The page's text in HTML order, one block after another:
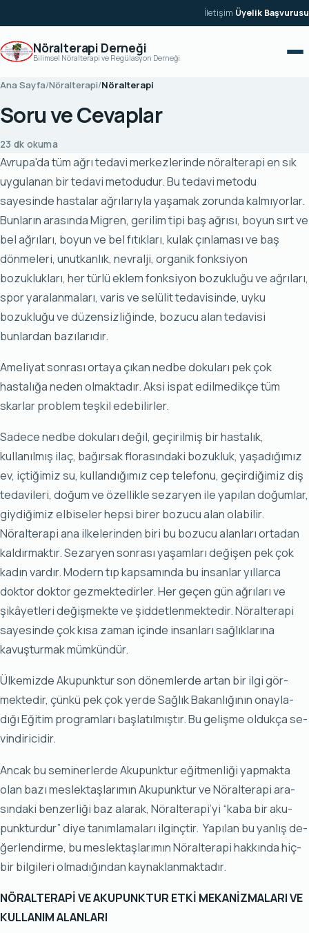
İletişim·Üyelik Başvurusu
Nöralterapi Derneği
Bilimsel Nöralterapi ve Regülasyon Derneği
Ana Sayfa/Nöralterapi/Nöralterapi
Soru ve Cevaplar
23 dk okuma
Avrupa'da tüm ağrı tedavi merkezlerinde nöralterapi en sık
uygulanan bir tedavi metodudur. Bu tedavi metodu
sayesinde hastalar ağrılarıyla yaşamak zorunda kalmıyorlar.
Bunların arasında Migren, gerilim tipi baş ağrısı, boyun sırt ve
bel ağrıları, boyun ve bel fıtıkları, kulak çınlaması ve baş
dönmeleri, unutkanlık, nevralji, organik fonksiyon
bozuklukları, her türlü eklem fonksiyon bozukluğu ve ağrıları,
spor yaralanmaları, varis ve selülit tedavisinde, uyku
bozukluğu ve düzensizliğinde, bozucu alan tedavisi
bunlardan bazılarıdır.
Ameliyat sonrası ortaya çıkan nedbe dokuları pek çok
hastalığa neden olmaktadır. Aksi ispat edilmedikçe tüm
skarlar problem teşkil edebilirler.
Sadece nedbe dokuları değil, geçirilmiş bir hastalık,
kullanılmış ilaç, bağırsak florasındaki bozukluk, yaşadığımız
ev, içtiğimiz su, kullandığımız cep telefonu, geçirdiğimiz diş
tedavileri, doğum ve özellikle sezaryen ile yapılan doğumlar,
giydiğimiz elbiseler hepsi birer bozucu alan olabilir.
Nöralterapi ana ilkelerinden biri bu bozucu alanları ortadan
kaldırmaktır. Sezaryen sonrası yaşamları değişen pek çok
kadın vardır. Modern tıp kapsamında bu insanlar yıllarca
doktor doktor gezmektedirler. Her geçen gün ağrıları ve
şikâyetleri değişmekte ve şiddetlenmektedir. Nöralterapi
sayesinde çok kısa zaman içinde insanları sağlıklarına
kavuşturmak mümkündür.
Ülke­miz­de Aku­punk­tur son dö­nem­ler­de ar­tan bir il­gi gör­
mek­te­dir, çün­kü pek çok yer­de Sağlık Ba­kan­lığı­nın onay­la­
dığı­ Eği­tim prog­ram­la­rı başla­tıl­mıştır. Bu ge­liş­me ol­duk­ça se­
vin­di­ri­ci­dir.
An­cak bu seminerlerde Aku­punk­tur eğit­men­li­ği yap­mak­ta
olan ba­zı mes­lek­taş­la­rı­mın Aku­punk­tur ve Nö­ral­te­ra­pi ara­
sın­da­ki ben­zer­li­ği baz ala­rak, Nö­ral­te­ra­pi’yi “ka­ba bir aku­
punk­tur­dur” di­ye ta­nım­la­ma­la­rı il­ginç­tir. Ya­pı­lan bu yan­lış de­
ğer­len­dir­me, bu mes­lek­taş­la­rı­mın Nö­ral­te­ra­pi hak­kın­da hiç­
bir bil­gi­le­ri ol­ma­dı­ğın­dan kay­nak­lan­mak­ta­dır.
NÖRALTERAPİ VE AKUPUNKTUR ETKİ MEKANİZMALARI VE
KULLANIM ALANLARI